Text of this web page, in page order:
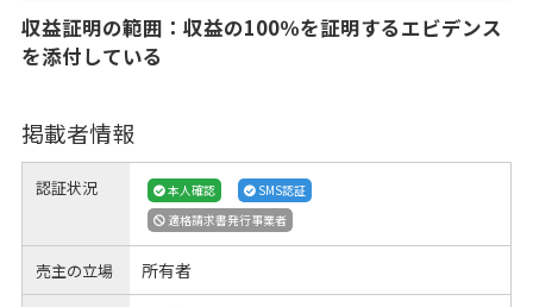
収益証明の範囲：収益の100％を証明するエビデンス
を添付している
掲載者情報
認証状況 本人確認
SMS認証
適格請求書発行事業者
売主の立場 所有者